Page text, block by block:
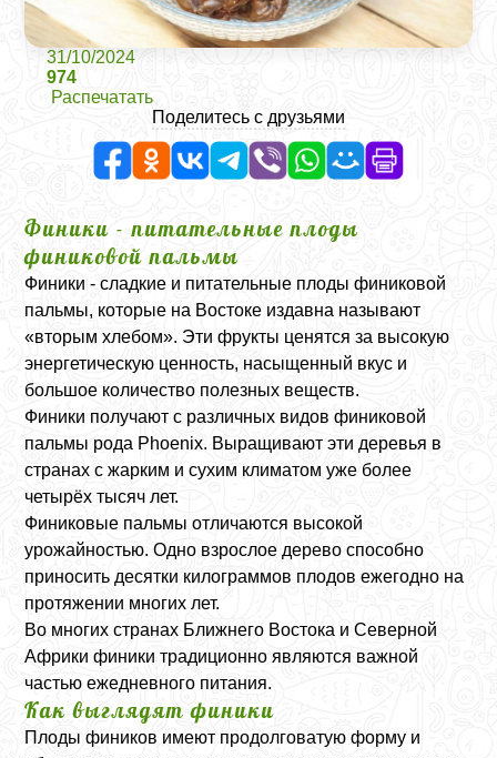
31/10/2024
974
Распечатать
Поделитесь с друзьями
Финики - питательные плоды
финиковой пальмы
Финики - сладкие и питательные плоды финиковой
пальмы, которые на Востоке издавна называют
«вторым хлебом». Эти фрукты ценятся за высокую
энергетическую ценность, насыщенный вкус и
большое количество полезных веществ.
Финики получают с различных видов финиковой
пальмы рода Phoenix. Выращивают эти деревья в
странах с жарким и сухим климатом уже более
четырёх тысяч лет.
Финиковые пальмы отличаются высокой
урожайностью. Одно взрослое дерево способно
приносить десятки килограммов плодов ежегодно на
протяжении многих лет.
Во многих странах Ближнего Востока и Северной
Африки финики традиционно являются важной
частью ежедневного питания.
Как выглядят финики
Плоды фиников имеют продолговатую форму и